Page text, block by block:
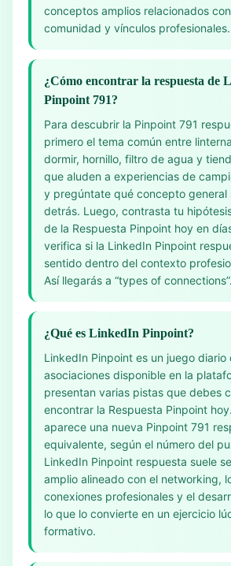
conceptos amplios relacionados
comunidad y vínculos profesionales.
¿Cómo encontrar la respuesta de
Pinpoint 791?
Para descubrir la Pinpoint 791
primero el tema común entre
dormir, hornillo, filtro de agua y
que aluden a experiencias de
y pregúntate qué concepto general
detrás. Luego, contrasta tu
de la Respuesta Pinpoint hoy en
verifica si la LinkedIn Pinpoint
sentido dentro del contexto
Así llegarás a “types of connections”.
¿Qué es LinkedIn Pinpoint?
LinkedIn Pinpoint es un juego
asociaciones disponible en la
presentan varias pistas que debes
encontrar la Respuesta Pinpoint
aparece una nueva Pinpoint 791
equivalente, según el número del
LinkedIn Pinpoint respuesta suele
amplio alineado con el networking,
conexiones profesionales y el
lo que lo convierte en un ejercicio
formativo.